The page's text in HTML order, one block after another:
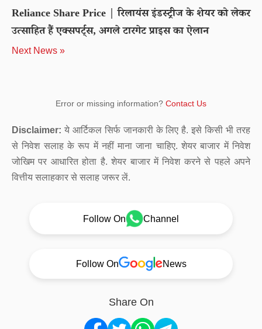
Reliance Share Price | रिलायंस इंडस्ट्रीज के शेयर को लेकर
उत्साहित हैं एक्सपर्ट्स, अगले टारगेट प्राइस का ऐलान
Next News »
Error or missing information? Contact Us
Disclaimer: ये आर्टिकल सिर्फ जानकारी के लिए है. इसे किसी भी तरह
से निवेश सलाह के रूप में नहीं माना जाना चाहिए. शेयर बाजार में निवेश
जोखिम पर आधारित होता है. शेयर बाजार में निवेश करने से पहले अपने
वित्तीय सलाहकार से सलाह जरूर लें.
Follow On Channel
Follow On News
Share On